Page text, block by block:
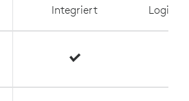
Integriert